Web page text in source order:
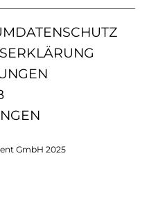
DATENSCHUTZ
GmbH 2025